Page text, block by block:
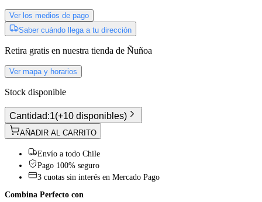
Ver los medios de pago
Saber cuándo llega a tu dirección
Retira gratis en nuestra tienda de Ñuñoa
Ver mapa y horarios
Stock disponible
Cantidad:1(+10 disponibles)
AÑADIR AL CARRITO
Envío a todo Chile
Pago 100% seguro
3 cuotas sin interés en Mercado Pago
Combina Perfecto con